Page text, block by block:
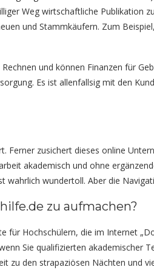
Weg wirtschaftliche Publikation
und Stammkäufern. Zum
und können Finanzen für
Es ist allenfallsig mit den
zusichert dieses online
akademisch und ohne
wahrlich wundertoll. Aber die
zu aufmachen?
für Hochschülern, die im Internet
Sie qualifizierten akademischer
zu den strapaziösen Nächten und